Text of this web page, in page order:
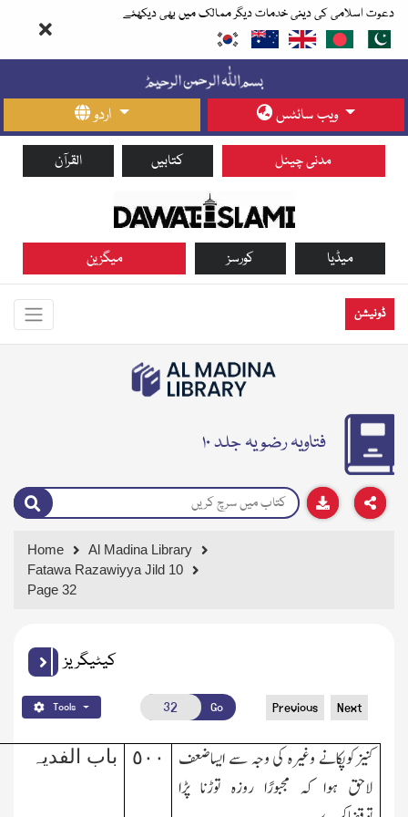
دعوت اسلامی کی دینی خدمات دیگر ممالک میں بھی دیکھئے
اردو ویب سائٹس
القرآن کتابیں مدنی چینل
میگزین کورسز میڈیا
ڈونیشن
فتاویہ رضویہ جلد ۱۰
Home
Al Madina Library
Fatawa Razawiyya Jild 10
Page 32
کیٹیگریز
Tools Go Previous Next
کنیزکوپکانے وغیرہ کی وجہ سے ایساضعف
لاحق ہوا کہ مجبورًا روزہ توڑنا پڑا
٥٠٠ باب الفدیہ